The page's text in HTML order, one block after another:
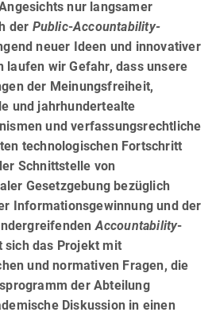
nur langsamer
der Public-Accountability-
neuer Ideen und innovativer
laufen wir Gefahr, dass unsere
der Meinungsfreiheit,
und jahrhundertealte
und verfassungsrechtliche
technologischen Fortschritt
Schnittstelle von
Gesetzgebung bezüglich
Informationsgewinnung und der
Accountability-
sich das Projekt mit
und normativen Fragen, die
der Abteilung
Diskussion in einen